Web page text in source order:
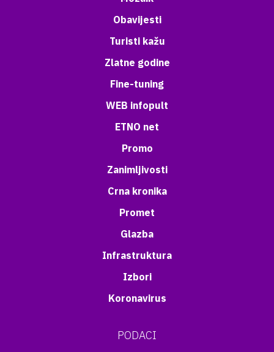
Obavijesti
Turisti kažu
Zlatne godine
Fine-tuning
WEB infopult
ETNO net
Promo
Zanimljivosti
Crna kronika
Promet
Glazba
Infrastruktura
Izbori
Koronavirus
PODACI